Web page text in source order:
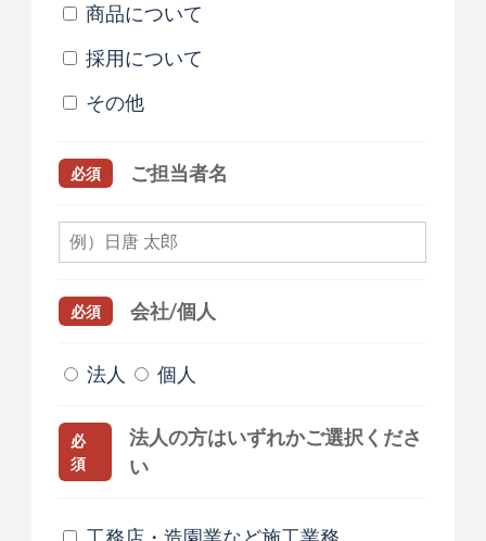
商品について
採用について
その他
必須 ご担当者名
必須 会社/個人
法人 個人
必
須
法人の方はいずれかご選択くださ
い